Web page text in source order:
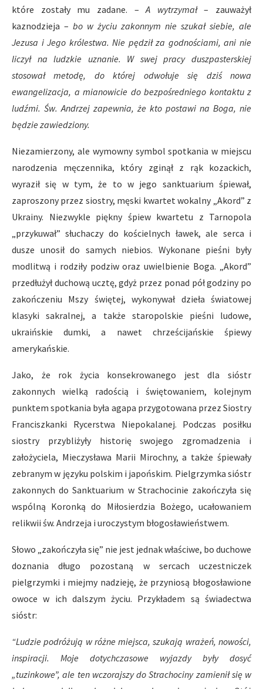
które zostały mu zadane. –A wytrzymał– zauważył
kaznodzieja – bo w życiu zakonnym nie szukał siebie, ale
Jezusa i Jego królestwa. Nie pędził za godnościami, ani nie
liczył na ludzkie uznanie. W swej pracy duszpasterskiej
stosował metodę, do której odwołuje się dziś nowa
ewangelizacja, a mianowicie do bezpośredniego kontaktu z
ludźmi. Św. Andrzej zapewnia, że kto postawi na Boga, nie
będzie zawiedziony.
Niezamierzony, ale wymowny symbol spotkania w miejscu
narodzenia męczennika, który zginął z rąk kozackich,
wyraził się w tym, że to w jego sanktuarium śpiewał,
zaproszony przez siostry, męski kwartet wokalny „Akord” z
Ukrainy. Niezwykle piękny śpiew kwartetu z Tarnopola
„przykuwał” słuchaczy do kościelnych ławek, ale serca i
dusze unosił do samych niebios. Wykonane pieśni były
modlitwą i rodziły podziw oraz uwielbienie Boga. „Akord”
przedłużył duchową ucztę, gdyż przez ponad pół godziny po
zakończeniu Mszy świętej, wykonywał dzieła światowej
klasyki sakralnej, a także staropolskie pieśni ludowe,
ukraińskie dumki, a nawet chrześcijańskie śpiewy
amerykańskie.
Jako, że rok życia konsekrowanego jest dla sióstr
zakonnych wielką radością i świętowaniem, kolejnym
punktem spotkania była agapa przygotowana przez Siostry
Franciszkanki Rycerstwa Niepokalanej. Podczas posiłku
siostry przybliżyły historię swojego zgromadzenia i
założyciela, Mieczysława Marii Mirochny, a także śpiewały
zebranym w języku polskim i japońskim. Pielgrzymka sióstr
zakonnych do Sanktuarium w Strachocinie zakończyła się
wspólną Koronką do Miłosierdzia Bożego, ucałowaniem
relikwii św. Andrzeja i uroczystym błogosławieństwem.
Słowo „zakończyła się” nie jest jednak właściwe, bo duchowe
doznania długo pozostaną w sercach uczestniczek
pielgrzymki i miejmy nadzieję, że przyniosą błogosławione
owoce w ich dalszym życiu. Przykładem są świadectwa
sióstr:
“Ludzie podróżują w różne miejsca, szukają wrażeń, nowości,
inspiracji. Moje dotychczasowe wyjazdy były dosyć
„tuzinkowe”, ale ten wczorajszy do Strachociny zamienił się w